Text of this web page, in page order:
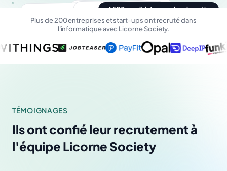
4 500 candidats en recherche active
CM Camille M. Tech
AB Ali B. DevOps
SR Sami R. C-Level
JT Julien T. Data
Plus de 200 entreprises et start-ups ont recruté dans
l'informatique avec Licorne Society.
TÉMOIGNAGES
Ils ont confié leur recrutement à
l'équipe Licorne Society